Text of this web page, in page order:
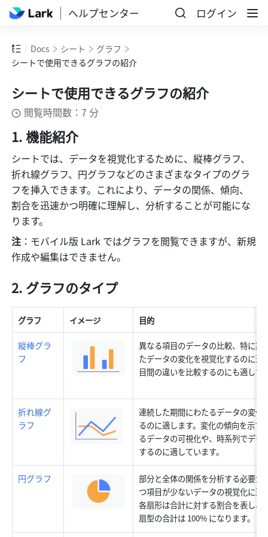
ヘルプセンター ログイン
Docs シート
グラフ
シートで使用できるグラフの紹介
シートで使用できるグラフの紹介
閲覧時間数：7 分
機能紹介
シートでは、データを視覚化するために、縦棒グラフ、
折れ線グラフ、円グラフなどのさまざまなタイプのグラ
フを挿入できます。これにより、データの関係、傾向、
割合を迅速かつ明確に理解し、分析することが可能にな
ります。
注 ：モバイル版 Lark ではグラフを閲覧できますが、新規
作成や編集はできません。
グラフのタイプ
グラフ イメージ 目的
縦棒グラ
フ
異なる項目のデータの比較、特に期
たデータの変化を視覚化するのに適
目間の違いを比較するのにも適して
折れ線グ
ラフ
連続した期間にわたるデータの変化
るのに適します。変化の傾向を示す
るデータの可視化や、時系列でデー
するのに適しています。
円グラフ
部分と全体の関係を分析する必要が
つ項目が少ないデータの視覚化に適
各扇形は合計に対する割合を表し、
扇型の合計は 100% になります。